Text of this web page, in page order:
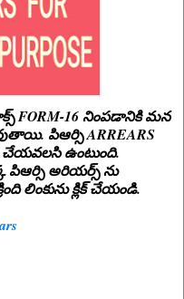
FORM-16 నింపడానికి మన
పిఆర్సి ARREARS
చేయవలసి ఉంటుంది.
అరియర్స్ ను
లింకును క్లిక్ చేయండి.